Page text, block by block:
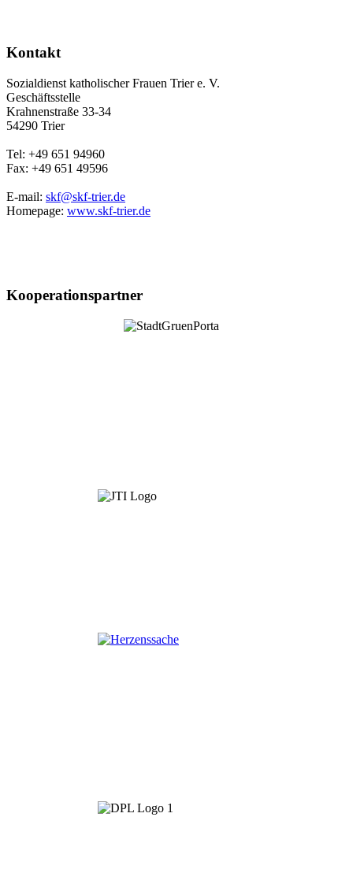
Kontakt
Sozialdienst katholischer Frauen Trier e. V.
Geschäftsstelle
Krahnenstraße 33-34
54290 Trier
Tel: +49 651 94960
Fax: +49 651 49596
E-mail: skf@skf-trier.de
Homepage: www.skf-trier.de
Kooperationspartner